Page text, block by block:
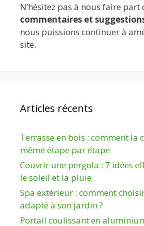
N’hésitez pas à nous faire part
commentaires et
nous puissions continuer à
site.
Articles récents
Terrasse en bois : comment la
même étape par étape
Couvrir une pergola : 7 idées
le soleil et la pluie
Spa extérieur : comment
adapté à son jardin ?
Portail coulissant en